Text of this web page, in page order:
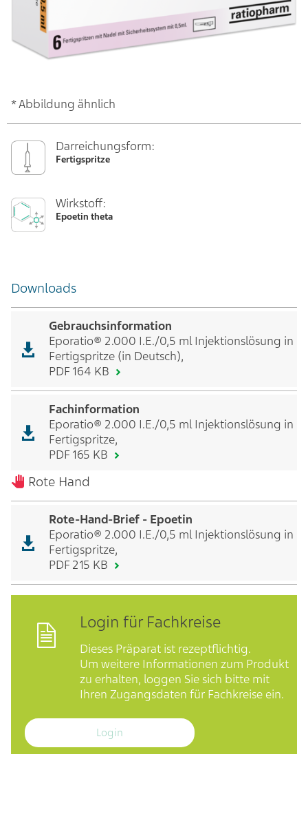
* Abbildung ähnlich
Darreichungsform:
Fertigspritze
Wirkstoff:
Epoetin theta
Downloads
Gebrauchsinformation
Eporatio® 2.000 I.E./0,5 ml Injektionslösung in
Fertigspritze (in Deutsch),
PDF 164 KB
Fachinformation
Eporatio® 2.000 I.E./0,5 ml Injektionslösung in
Fertigspritze,
PDF 165 KB
Rote Hand
Rote-Hand-Brief - Epoetin
Eporatio® 2.000 I.E./0,5 ml Injektionslösung in
Fertigspritze,
PDF 215 KB
Login für Fachkreise
Dieses Präparat ist rezeptflichtig.
Um weitere Informationen zum Produkt
zu erhalten, loggen Sie sich bitte mit
Ihren Zugangsdaten für Fachkreise ein.
Login